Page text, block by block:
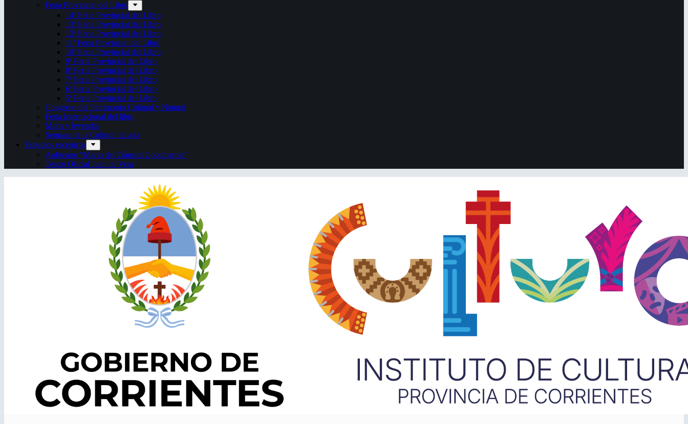
Feria Provincial del Libro
14ª Feria Provincial del Libro
13ª Feria Provincial del Libro
12ª Feria Provincial del Libro
11ª Feria Provincial del Libro
10ª Feria Provincial del Libro
9ª Feria Provincial del Libro
8ª Feria Provincial del Libro
7ª Feria Provincial del Libro
6ª Feria Provincial del Libro
5ª Feria Provincial del Libro
Congreso del Patrimonio Cultural y Natural
Feria Internacional del libro
Mitos y leyendas
Semana de la Cultura Italiana
Espacios escénicos
Anfiteatro “Mario del Tránsito Cocomarola”
Teatro Oficial Juan de Vera